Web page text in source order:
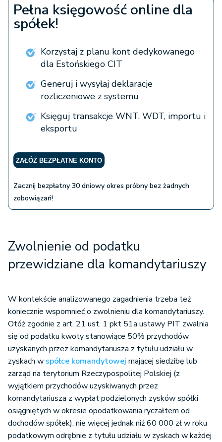
Pełna księgowość online dla
spółek!
Korzystaj z planu kont dedykowanego
dla Estońskiego CIT
Generuj i wysyłaj deklaracje
rozliczeniowe z systemu
Księguj transakcje WNT, WDT, importu i
eksportu
ZAŁÓŻ BEZPŁATNE KONTO
Zacznij bezpłatny 30 dniowy okres próbny bez żadnych
zobowiązań!
Zwolnienie od podatku
przewidziane dla komandytariuszy
W kontekście analizowanego zagadnienia trzeba też
koniecznie wspomnieć o zwolnieniu dla komandytariuszy.
Otóż zgodnie z art. 21 ust. 1 pkt 51a ustawy PIT zwalnia
się od podatku kwoty stanowiące 50% przychodów
uzyskanych przez komandytariusza z tytułu udziału w
zyskach w spółce komandytowej mającej siedzibę lub
zarząd na terytorium Rzeczypospolitej Polskiej (z
wyjątkiem przychodów uzyskiwanych przez
komandytariusza z wypłat podzielonych zysków spółki
osiągniętych w okresie opodatkowania ryczałtem od
dochodów spółek), nie więcej jednak niż 60 000 zł w roku
podatkowym odrębnie z tytułu udziału w zyskach w każdej